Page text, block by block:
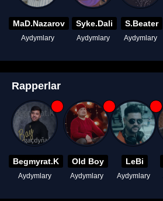
MaD.Nazarov
Aydymlary
Syke.Dali
Aydymlary
S.Beater
Aydymlary
Rapperlar
Begmyrat.K
Aydymlary
Old Boy
Aydymlary
LeBi
Aydymlary